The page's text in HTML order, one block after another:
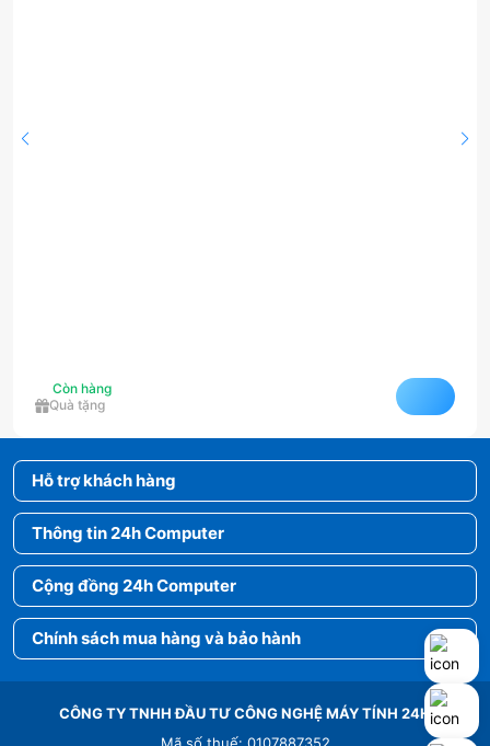
Còn hàng
Quà tặng
Hỗ trợ khách hàng
Thông tin 24h Computer
Cộng đồng 24h Computer
Chính sách mua hàng và bảo hành
CÔNG TY TNHH ĐẦU TƯ CÔNG NGHỆ MÁY TÍNH 24H